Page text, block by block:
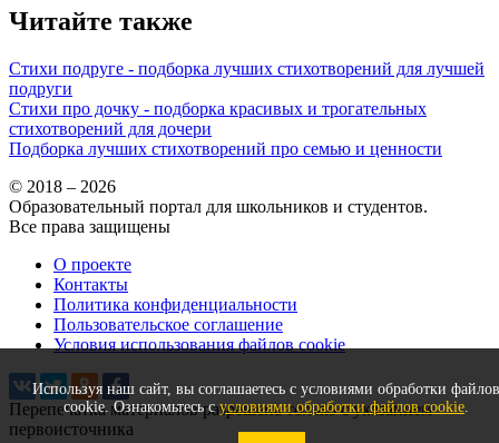
Читайте также
Стихи подруге - подборка лучших стихотворений для лучшей
подруги
Стихи про дочку - подборка красивых и трогательных
стихотворений для дочери
Подборка лучших стихотворений про семью и ценности
Используя наш сайт, вы соглашаетесь с условиями обработки файлов
cookie. Ознакомьтесь сусловиями обработки файлов cookie.
© 2018 – 2026
Образовательный портал для школьников и студентов.
Все права защищены
О проекте
Контакты
Политика конфиденциальности
Пользовательское соглашение
Условия использования файлов cookie
Перепечатка материалов разрешена только с указанием
первоисточника